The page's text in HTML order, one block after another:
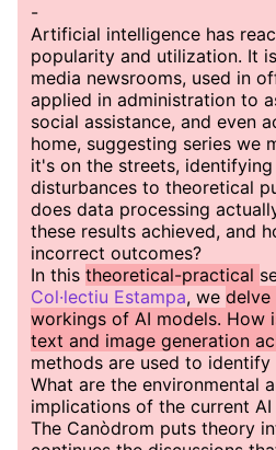
-
Artificial intelligence has
popularity and utilization. It
media newsrooms, used in
applied in administration to
social assistance, and even
home, suggesting series we
it's on the streets,
disturbances to theoretical
does data processing
these results achieved, and
incorrect outcomes?
In this theoretical-practical
Col·lectiu Estampa, we delve
workings of AI models. How
text and image generation
methods are used to identify
What are the environmental
implications of the current AI
The Canòdrom puts theory